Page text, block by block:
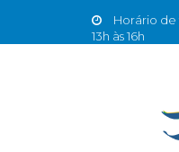
Horário de
13h às 16h